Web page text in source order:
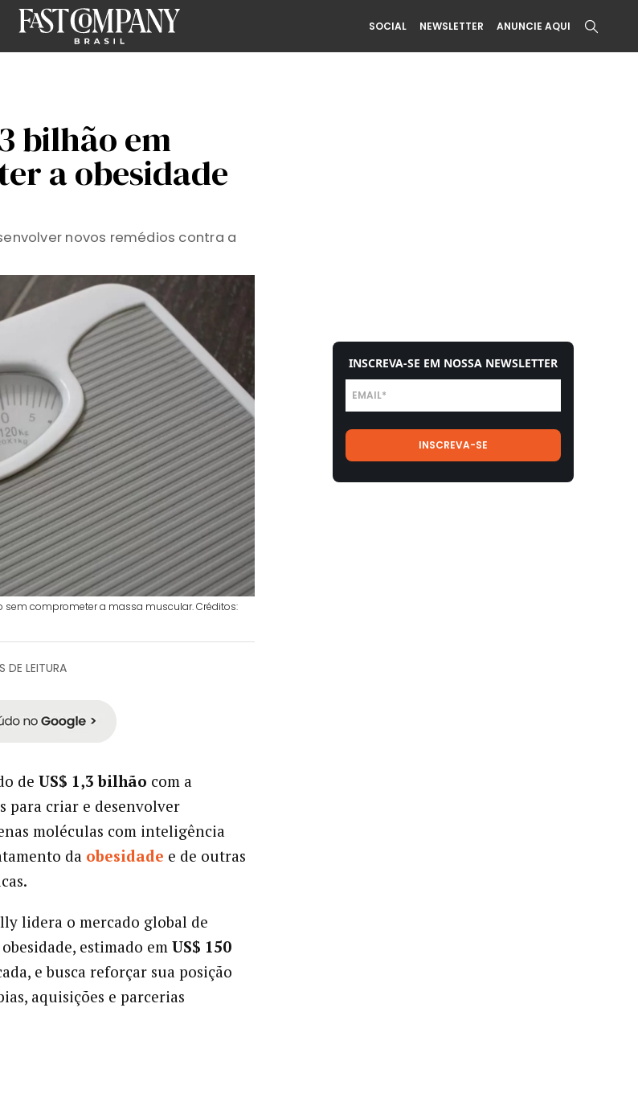
SOCIAL NEWSLETTER ANUNCIE AQUI
bilhão em
a obesidade
novos remédios contra a
comprometer a massa muscular. Créditos:
DE LEITURA
de US$ 1,3 bilhão com a
para criar e desenvolver
moléculas com inteligência
da obesidade e de outras
lidera o mercado global de
estimado emUS$ 150
e busca reforçar sua posição
aquisições e parcerias
INSCREVA-SE EM NOSSA NEWSLETTER